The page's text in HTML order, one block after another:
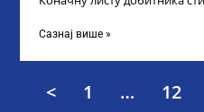
Сазнај више »
< 1 … 12